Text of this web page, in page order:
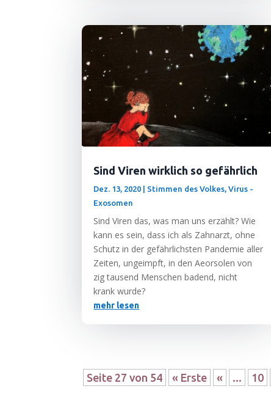
Sind Viren wirklich so gefährlich
Dez. 13, 2020 Stimmen des Volkes,Virus -
Exosomen
Sind Viren das, was man uns erzählt? Wie
kann es sein, dass ich als Zahn­arzt, ohne
Schutz in der gefähr­lichs­ten Pan­de­mie aller
Zei­ten, unge­impft, in den Aeor­so­len von
zig tau­send Men­schen badend, nicht
krank wurde?
mehr lesen
Seite 27 von 54 « Erste « ... 10